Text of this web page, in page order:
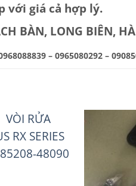
với giá cả hợp lý.
BÀN, LONG BIÊN,
– 0965080292 –